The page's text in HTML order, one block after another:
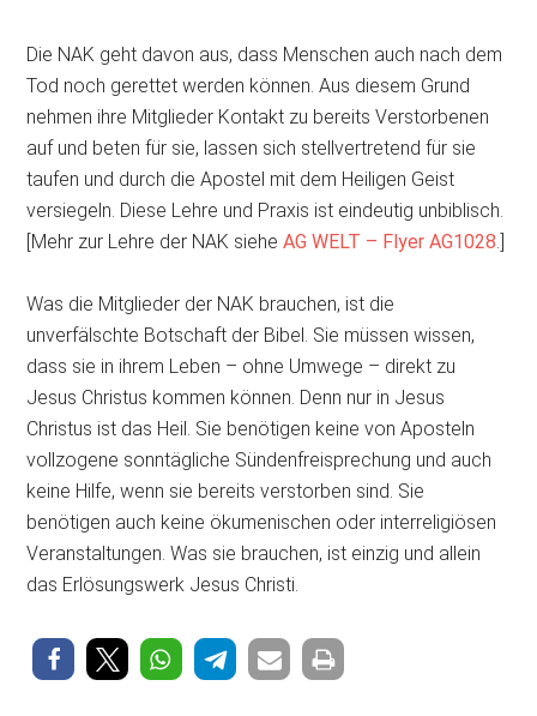
Die NAK geht davon aus, dass Menschen auch nach dem
Tod noch gerettet werden können. Aus diesem Grund
nehmen ihre Mitglieder Kontakt zu bereits Verstorbenen
auf und beten für sie, lassen sich stellvertretend für sie
taufen und durch die Apostel mit dem Heiligen Geist
versiegeln. Diese Lehre und Praxis ist eindeutig unbiblisch.
[Mehr zur Lehre der NAK sieheAG WELT – Flyer AG1028.]
Was die Mitglieder der NAK brauchen, ist die
unverfälschte Botschaft der Bibel. Sie müssen wissen,
dass sie in ihrem Leben – ohne Umwege – direkt zu
Jesus Christus kommen können. Denn nur in Jesus
Christus ist das Heil. Sie benötigen keine von Aposteln
vollzogene sonntägliche Sündenfreisprechung und auch
keine Hilfe, wenn sie bereits verstorben sind. Sie
benötigen auch keine ökumenischen oder interreligiösen
Veranstaltungen. Was sie brauchen, ist einzig und allein
das Erlösungswerk Jesus Christi.